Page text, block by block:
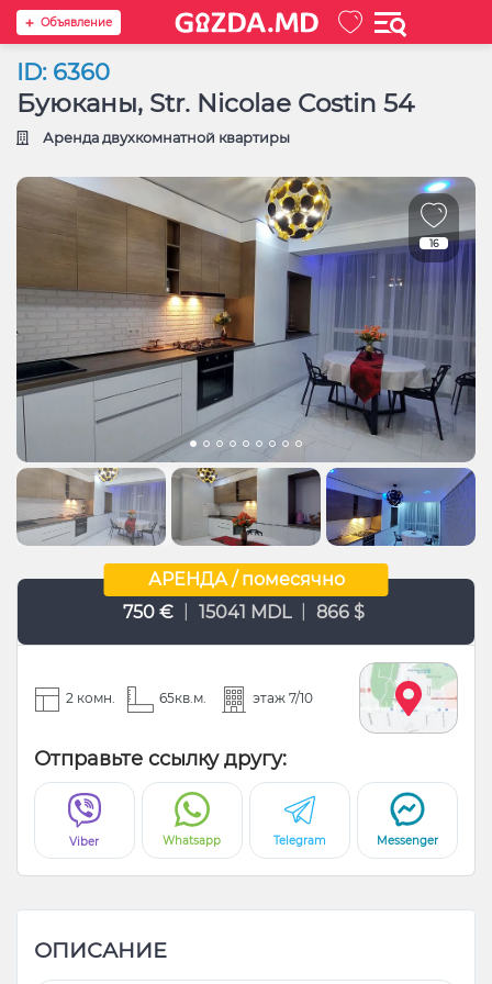
Oбъявление
ID: 6360
Буюканы, Str. Nicolae Costin 54
Аренда двухкомнатной квартиры
16
АРЕНДА / помесячно
750 €
15041 MDL 866 $
2 комн. 65кв.м. этаж 7/10
Отправьте ссылку другу:
Viber Whatsapp Telegram Messenger
ОПИСАНИЕ